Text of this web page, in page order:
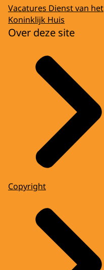
Vacatures Dienst van het
Koninklijk Huis
Over deze site
Copyright